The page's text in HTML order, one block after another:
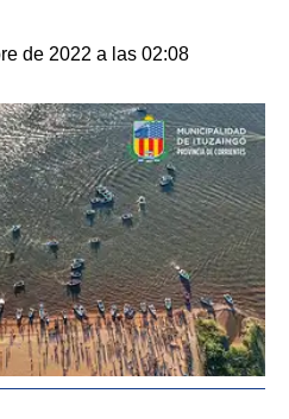
de 2022 a las 02:08